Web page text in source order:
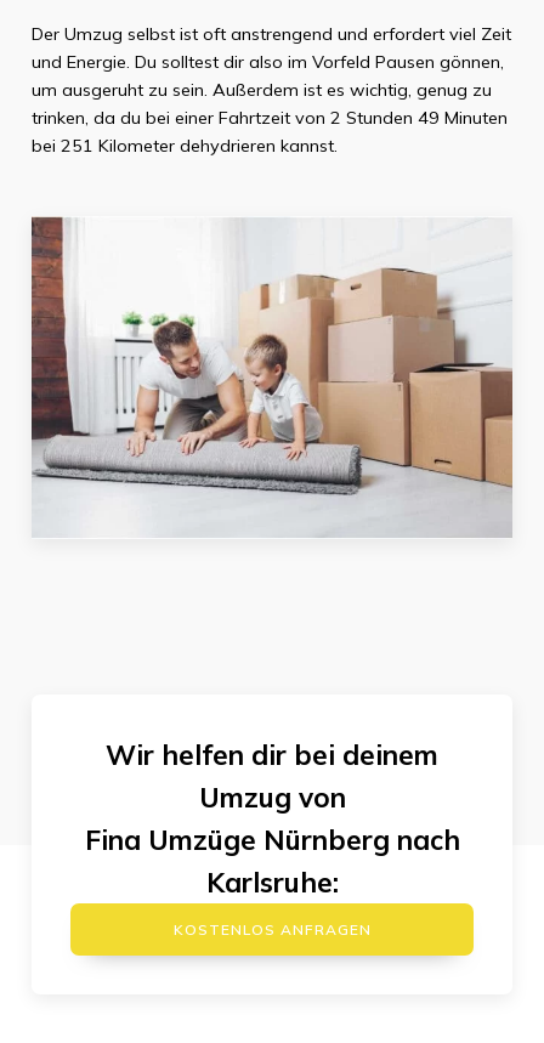
Der Umzug selbst ist oft anstrengend und erfordert viel Zeit
und Energie. Du solltest dir also im Vorfeld Pausen gönnen,
um ausgeruht zu sein. Außerdem ist es wichtig, genug zu
trinken, da du bei einer Fahrtzeit von 2 Stunden 49 Minuten
bei 251 Kilometerdehydrieren kannst.
Wir helfen dir bei deinem
Umzug von
Fina Umzüge Nürnberg nach
Karlsruhe:
KOSTENLOS ANFRAGEN